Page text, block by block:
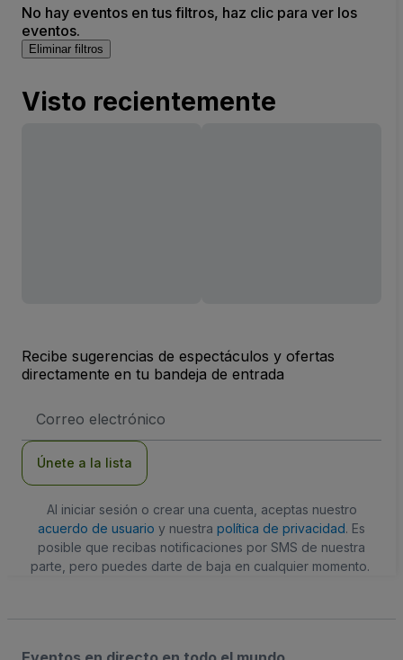
No hay eventos en tus filtros, haz clic para ver los
eventos.
Eliminar filtros
Visto recientemente
Recibe sugerencias de espectáculos y ofertas
directamente en tu bandeja de entrada
de
Únete a la lista
Al iniciar sesión o crear una cuenta, aceptas nuestro
acuerdo de usuario y nuestra política de privacidad. Es
posible que recibas notificaciones por SMS de nuestra
parte, pero puedes darte de baja en cualquier momento.